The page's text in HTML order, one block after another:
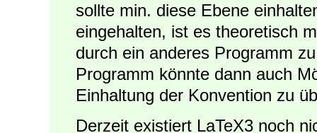
sollte min. diese Ebene
eingehalten, ist es theoretisch
durch ein anderes Programm
Programm könnte dann auch
Einhaltung der Konvention zu
Derzeit existiert LaTeX3 noch